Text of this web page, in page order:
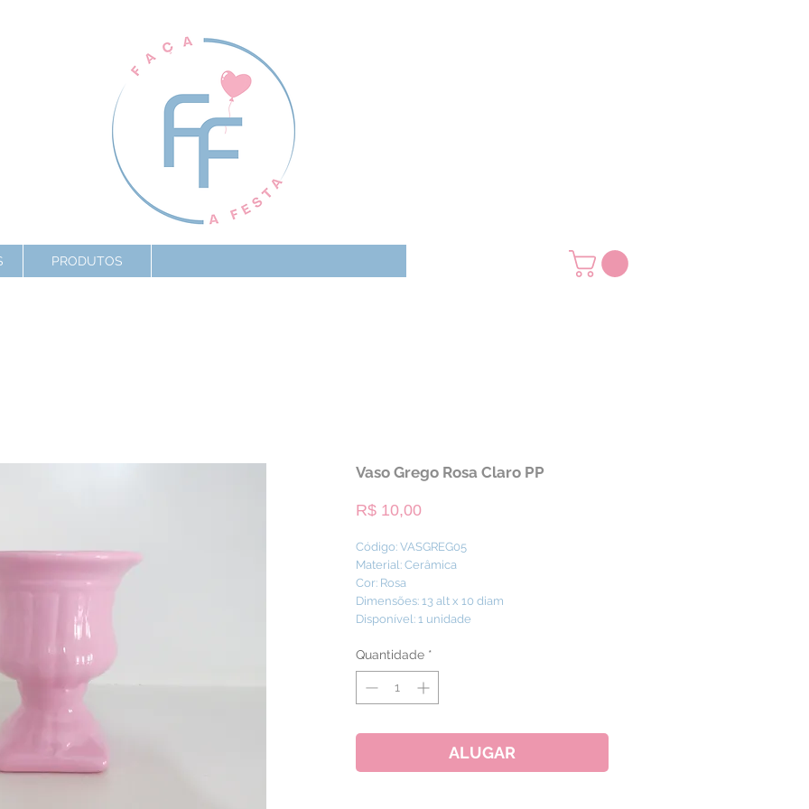
PRODUTOS
Vaso Grego Rosa Claro PP
R$ 10,00Preço
Código: VASGREG05
Material: Cerâmica
Cor: Rosa
Dimensões: 13 alt x 10 diam
Disponível: 1 unidade
Quantidade *
ALUGAR